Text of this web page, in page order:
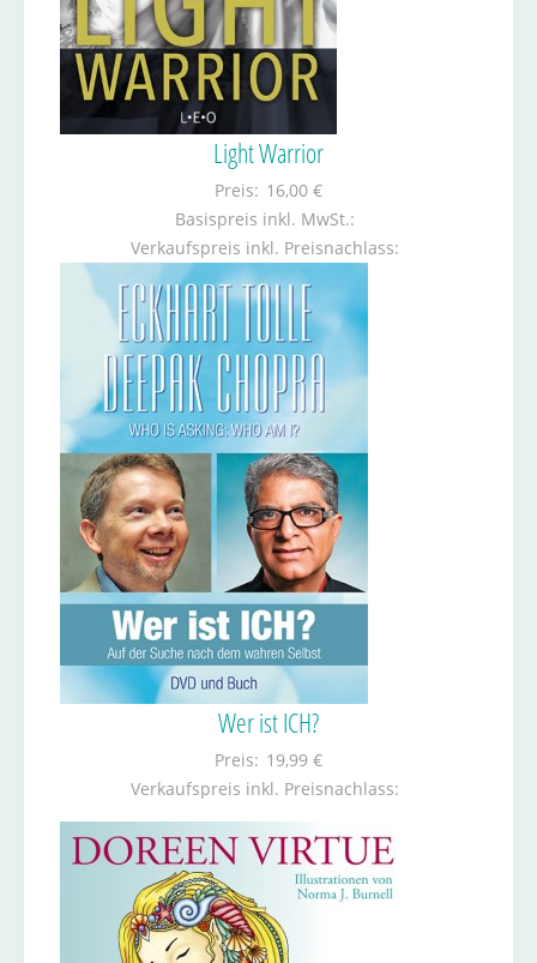
Light Warrior
Preis: 16,00 €
Basispreis inkl. MwSt.:
Verkaufspreis inkl. Preisnachlass:
Wer ist ICH?
Preis: 19,99 €
Verkaufspreis inkl. Preisnachlass: